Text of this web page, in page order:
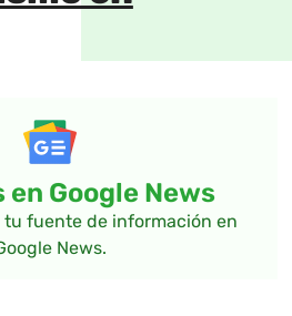
en Google News
tu fuente de información en
News.